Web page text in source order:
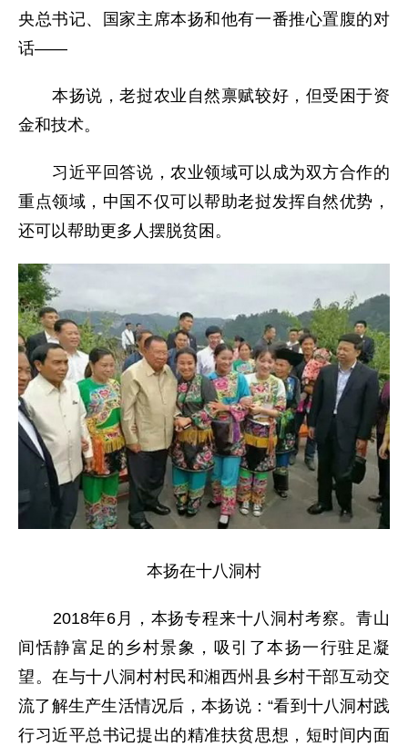
央总书记、国家主席本扬和他有一番推心置腹的对
话——
本扬说，老挝农业自然禀赋较好，但受困于资
金和技术。
习近平回答说，农业领域可以成为双方合作的
重点领域，中国不仅可以帮助老挝发挥自然优势，
还可以帮助更多人摆脱贫困。
本扬在十八洞村
2018年6月，本扬专程来十八洞村考察。青山
间恬静富足的乡村景象，吸引了本扬一行驻足凝
望。在与十八洞村村民和湘西州县乡村干部互动交
流了解生产生活情况后，本扬说：“看到十八洞村践
行习近平总书记提出的精准扶贫思想，短时间内面